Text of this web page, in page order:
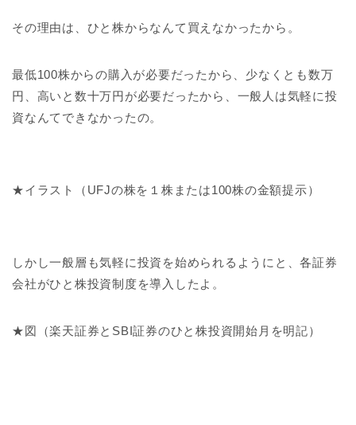
その理由は、ひと株からなんて買えなかったから。
最低100株からの購入が必要だったから、少なくとも数万
円、高いと数十万円が必要だったから、一般人は気軽に投
資なんてできなかったの。
★イラスト（UFJの株を１株または100株の金額提示）
しかし一般層も気軽に投資を始められるようにと、各証券
会社がひと株投資制度を導入したよ。
★図（楽天証券とSBI証券のひと株投資開始月を明記）